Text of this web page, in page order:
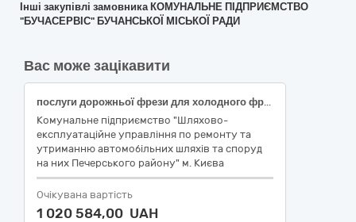
Інші закупівлі замовника КОМУНАЛЬНЕ ПІДПРИЄМСТВО
"БУЧАСЕРВІС" БУЧАНСЬКОЇ МІСЬКОЇ РАДИ
Вас може зацікавити
послуги дорожньої фрези для холодного фрезерування асфальтобетонного покриття (Код за ДК 021:2015 - 45230000-8 - Будівництво трубопроводів, ліній зв’язку та електропередач, шосе, доріг, аеродромів і залізничних доріг; вирівнювання поверхонь)
Комунальне підприємство "Шляхово-
експлуатаційне управління по ремонту та
утриманню автомобільних шляхів та споруд
на них Печерського району" м. Києва
Очікувана вартість
1 020 584,00 UAH